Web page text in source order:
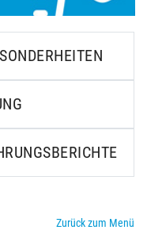
Zurück zum Menü